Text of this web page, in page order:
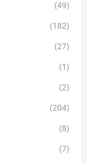
(49)
(182)
(27)
(1)
(2)
(204)
(8)
(7)